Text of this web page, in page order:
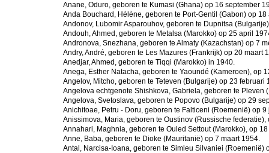
Anane, Oduro, geboren te Kumasi (Ghana) op 16 september
Anda Bouchard, Hélène, geboren te Port-Gentil (Gabon) op 18
Andonov, Lubomir Asparouhov, geboren te Dupnitsa
Andouh, Ahmed, geboren te Metalsa (Marokko) op 25 april
Andronova, Snezhana, geboren te Almaty (Kazachstan) op 7
Andry, André, geboren te Les Mazures (Frankrijk) op 20 maart
Anedjar, Ahmed, geboren te Tiqqi (Marokko) in 1940.
Anega, Esther Natacha, geboren te Yaoundé (Kameroen), op
Angelov, Mitcho, geboren te Teteven (Bulgarije) op 23 februari
Angelova echtgenote Shishkova, Gabriela, geboren te Pleven
Angelova, Svetoslava, geboren te Popovo (Bulgarije) op 29
Anichitoae, Petru - Doru, geboren te Falticeni (Roemenië) op 9
Anissimova, Maria, geboren te Oustinov (Russische federatie),
Annahari, Maghnia, geboren te Ouled Settout (Marokko), op
Anne, Baba, geboren te Dioke (Mauritanië) op 7 maart 1954.
Antal, Narcisa-Ioana, geboren te Simleu Silvaniei (Roemenië)